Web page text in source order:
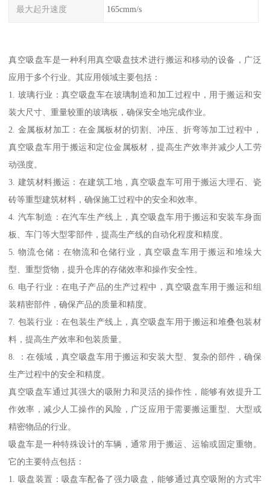
最大起升速度 165cmm/s
真空吸盘车是一种利用真空吸盘技术进行搬运和移动的设备，广泛
应用于多个行业。其应用领域主要包括：
1. 玻璃行业：真空吸盘车在玻璃制造和加工过程中，用于搬运和安
装大尺寸、重量较重的玻璃板，确保安全地完成作业。
2. 金属板材加工：在金属板材的切割、冲压、折弯等加工过程中，
真空吸盘车用于搬运和定位金属板材，提高生产效率并减少人工劳
动强度。
3. 建筑材料搬运：在建筑工地，真空吸盘车可用于搬运大理石、瓷
砖等重型建筑材料，确保施工过程中的安全和效率。
4. 汽车制造：在汽车生产线上，真空吸盘车用于搬运和安装车身面
板、车门等大型零部件，提高生产线的自动化程度和精度。
5. 物流仓储：在物流和仓储行业，真空吸盘车用于搬运和堆垛大
型、重型货物，提升仓库的存储效率和操作安全性。
6. 电子行业：在电子产品的生产过程中，真空吸盘车用于搬运和组
装精密部件，确保产品的质量和精度。
7. 包装行业：在包装生产线上，真空吸盘车用于搬运和堆叠包装材
料，提高生产效率和包装质量。
8. ：在领域，真空吸盘车用于搬运和安装大型、复杂的部件，确保
生产过程中的安全和精度。
真空吸盘车通过其强大的吸附力和灵活的操作性，能够有效提升工
作效率，减少人工操作的风险，广泛应用于需要搬运重型、大型或
精密物品的行业。
吸盘车是一种特殊设计的车辆，通常用于搬运、运输或固定重物。
它的主要特点包括：
1. 吸盘装置：吸盘车配备了强力吸盘，能够通过真空吸附的方式牢